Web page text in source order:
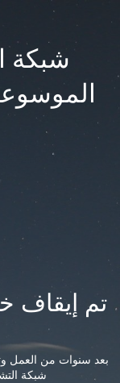
شبكة
تم إيقاف
بعد سنوات من العمل
شبكة